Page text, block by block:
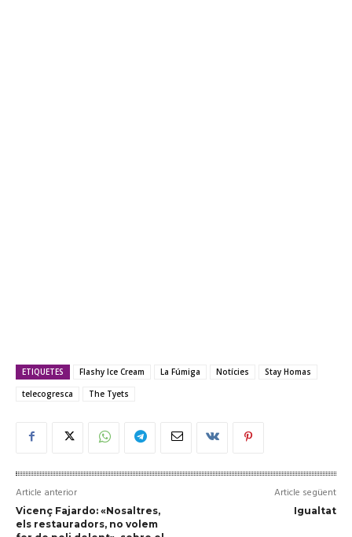
ETIQUETES Flashy Ice Cream La Fúmiga Notícies
Stay Homas
telecogresca
The Tyets
Article anterior
Vicenç Fajardo: «Nosaltres,
els restauradors, no volem
Article següent
Igualtat